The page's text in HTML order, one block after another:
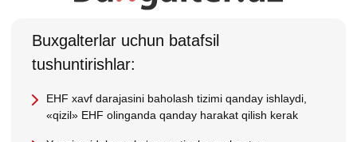
Buхgalterlar uchun batafsil
tushuntirishlar:
EHF хavf darajasini baholash tizimi qanday ishlaydi,
«qizil» EHF olinganda qanday harakat qilish kerak